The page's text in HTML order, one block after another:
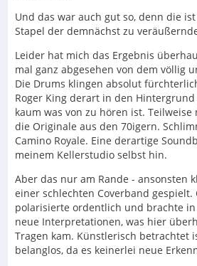
Und das war auch gut so, denn die
Stapel der demnächst zu
Leider hat mich das Ergebnis
mal ganz abgesehen von dem völlig
Die Drums klingen absolut
Roger King derart in den Hintergrund
kaum was von zu hören ist.
die Originale aus den 70igern.
Camino Royale. Eine derartige
meinem Kellerstudio selbst hin.
Aber das nur am Rande - ansonsten
einer schlechten Coverband gespielt.
polarisierte ordentlich und brachte
neue Interpretationen, was hier
Tragen kam. Künstlerisch betrachtet
belanglos, da es keinerlei neue